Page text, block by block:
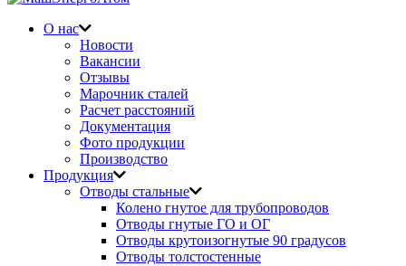
О нас
Новости
Вакансии
Отзывы
Марочник сталей
Расчет расстояний
Документация
Фото продукции
Производство
Продукция
Отводы стальные
Колено гнутое для трубопроводов
Отводы гнутые ГО и ОГ
Отводы крутоизогнутые 90 градусов
Отводы толстостенные